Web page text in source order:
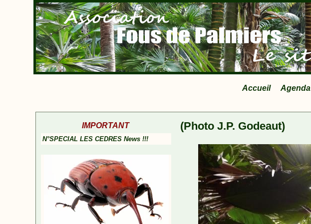
Accueil Agenda
IMPORTANT
N°SPECIAL LES CEDRES News !!!
(Photo J.P. Godeaut)